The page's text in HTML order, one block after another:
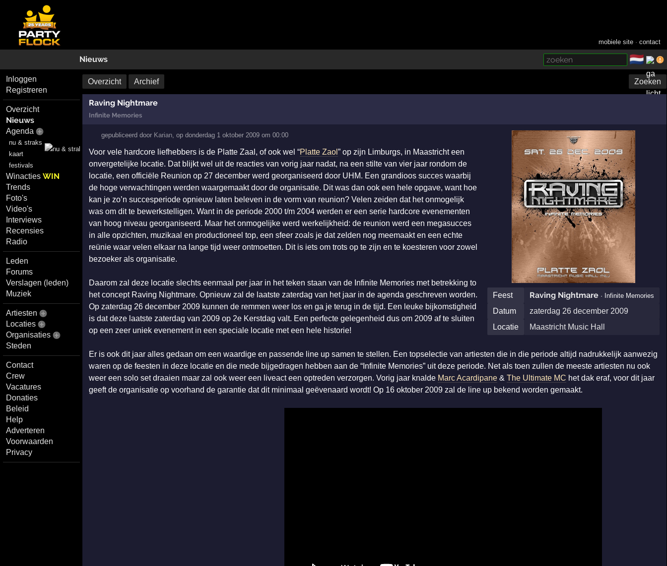
mobiele site ·contact
Nieuws 🇳🇱
Inloggen
Registreren
Overzicht
Nieuws
Agenda
nu & straks
kaart
festivals
WinactiesWIN
Trends
Foto's
Video's
Interviews
Recensies
Radio
Leden
Forums
Verslagen (leden)
Muziek
Artiesten
Locaties
Organisaties
Steden
Contact
Crew
Vacatures
Donaties
Beleid
Help
Adverteren
Voorwaarden
Privacy
Overzicht Archief Zoeken
Raving Nightmare
Infinite Memories
gepubliceerd door Karian, opdonderdag 1 oktober 2009 om 00:00
Feest Raving Nightmare· Infinite Memories
Datum
zaterdag 26 december 2009
Locatie
Maastricht Music Hall
Voor vele hardcore liefhebbers is de Platte Zaal, of ook wel “Platte Zaol ” op zijn Limburgs, in Maastricht een
onvergetelijke locatie. Dat blijkt wel uit de reacties van vorig jaar nadat, na een stilte van vier jaar rondom de
locatie, een officiële Reunion op 27 december werd georganiseerd door UHM. Een grandioos succes waarbij
de hoge verwachtingen werden waargemaakt door de organisatie. Dit was dan ook een hele opgave, want hoe
kan je zo’n succesperiode opnieuw laten beleven in de vorm van reunion? Velen zeiden dat het onmogelijk
was om dit te bewerkstelligen. Want in de periode 2000 t/m 2004 werden er een serie hardcore evenementen
van hoog niveau georganiseerd. Maar het onmogelijke werd werkelijkheid: de reunion werd een megasucces
in alle opzichten, muzikaal en productioneel top, een sfeer zoals je dat zelden nog meemaakt en een echte
reünie waar velen elkaar na lange tijd weer ontmoetten. Dit is iets om trots op te zijn en te koesteren voor zowel
bezoeker als organisatie.
Daarom zal deze locatie slechts eenmaal per jaar in het teken staan van de Infinite Memories met betrekking to
het concept Raving Nightmare. Opnieuw zal de laatste zaterdag van het jaar in de agenda geschreven worden.
Op zaterdag 26 december 2009 kunnen de remmen weer los en ga je terug in de tijd. Een leuke bijkomstigheid
is dat deze laatste zaterdag van 2009 op 2e Kerstdag valt. Een perfecte gelegenheid dus om 2009 af te sluiten
op een zeer uniek evenement in een speciale locatie met een hele historie!
Er is ook dit jaar alles gedaan om een waardige en passende line up samen te stellen. Een topselectie van artiesten die in die periode altijd nadrukkelijk aanwezig
waren op de feesten in deze locatie en die mede bijgedragen hebben aan de “Infinite Memories” uit deze periode. Net als toen zullen de meeste artiesten nu ook
weer een solo set draaien maar zal ook weer een liveact een optreden verzorgen. Vorig jaar knalde Marc Acardipane& The Ultimate MC het dak eraf, voor dit jaar
geeft de organisatie op voorhand de garantie dat dit minimaal geëvenaard wordt! Op 16 oktober 2009 zal de line up bekend worden gemaakt.